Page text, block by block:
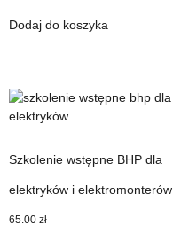
Dodaj do koszyka
Szkolenie wstępne BHP dla
elektryków i elektromonterów
65.00 zł